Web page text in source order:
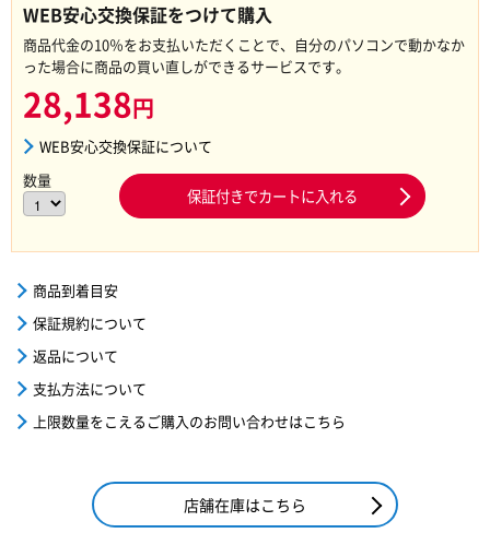
WEB安心交換保証をつけて購入
商品代金の10％をお支払いただくことで、自分のパソコンで動かなか
った場合に商品の買い直しができるサービスです。
28,138円
WEB安心交換保証について
数量
保証付きでカートに入れる
商品到着目安
保証規約について
返品について
支払方法について
上限数量をこえるご購入のお問い合わせはこちら
店舗在庫はこちら